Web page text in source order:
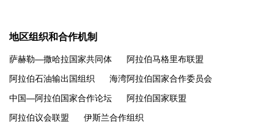
地区组织和合作机制
萨赫勒—撒哈拉国家共同体
阿拉伯马格里布联盟
阿拉伯石油输出国组织
海湾阿拉伯国家合作委员会
中国—阿拉伯国家合作论坛
阿拉伯国家联盟
阿拉伯议会联盟
伊斯兰合作组织